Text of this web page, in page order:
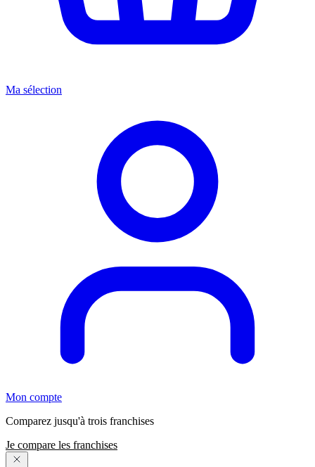
Ma sélection
Mon compte
Comparez jusqu'à trois franchises
Je compare les franchises